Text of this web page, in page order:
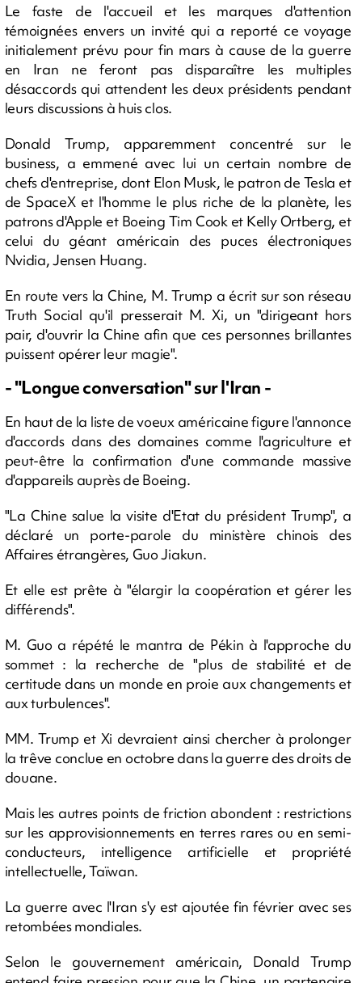
Le faste de l'accueil et les marques d'attention
témoignées envers un invité qui a reporté ce voyage
initialement prévu pour fin mars à cause de la guerre
en Iran ne feront pas disparaître les multiples
désaccords qui attendent les deux présidents pendant
leurs discussions à huis clos.
Donald Trump, apparemment concentré sur le
business, a emmené avec lui un certain nombre de
chefs d'entreprise, dont Elon Musk, le patron de Tesla et
de SpaceX et l'homme le plus riche de la planète, les
patrons d'Apple et Boeing Tim Cook et Kelly Ortberg, et
celui du géant américain des puces électroniques
Nvidia, Jensen Huang.
En route vers la Chine, M. Trump a écrit sur son réseau
Truth Social qu'il presserait M. Xi, un "dirigeant hors
pair, d'ouvrir la Chine afin que ces personnes brillantes
puissent opérer leur magie".
- "Longue conversation" sur l'Iran -
En haut de la liste de voeux américaine figure l'annonce
d'accords dans des domaines comme l'agriculture et
peut-être la confirmation d'une commande massive
d'appareils auprès de Boeing.
"La Chine salue la visite d'Etat du président Trump", a
déclaré un porte-parole du ministère chinois des
Affaires étrangères, Guo Jiakun.
Et elle est prête à "élargir la coopération et gérer les
différends".
M. Guo a répété le mantra de Pékin à l'approche du
sommet : la recherche de "plus de stabilité et de
certitude dans un monde en proie aux changements et
aux turbulences".
MM. Trump et Xi devraient ainsi chercher à prolonger
la trêve conclue en octobre dans la guerre des droits de
douane.
Mais les autres points de friction abondent : restrictions
sur les approvisionnements en terres rares ou en semi-
conducteurs, intelligence artificielle et propriété
intellectuelle, Taïwan.
La guerre avec l'Iran s'y est ajoutée fin février avec ses
retombées mondiales.
Selon le gouvernement américain, Donald Trump